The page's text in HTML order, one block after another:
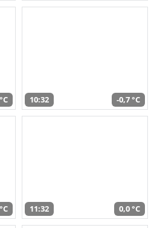
10:32 -0,7 °C
11:32 0,0 °C